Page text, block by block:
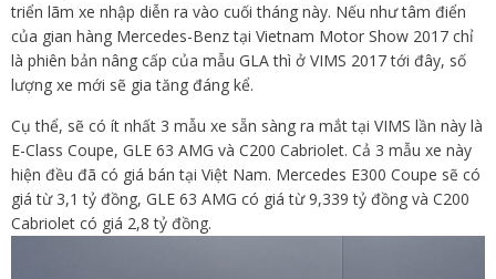
triển lãm xe nhập diễn ra vào cuối tháng này. Nếu như tâm điển
của gian hàng Mercedes-Benz tại Vietnam Motor Show 2017 chỉ
là phiên bản nâng cấp của mẫu GLA thì ở VIMS 2017 tới đây, số
lượng xe mới sẽ gia tăng đáng kể.
Cụ thể, sẽ có ít nhất 3 mẫu xe sẵn sàng ra mắt tại VIMS lần này là
E-Class Coupe, GLE 63 AMG và C200 Cabriolet. Cả 3 mẫu xe này
hiện đều đã có giá bán tại Việt Nam. Mercedes E300 Coupe sẽ có
giá từ 3,1 tỷ đồng, GLE 63 AMG có giá từ 9,339 tỷ đồng và C200
Cabriolet có giá 2,8 tỷ đồng.